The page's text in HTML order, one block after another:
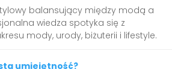
balansujący między modą a
wiedza spotyka się z
mody, urody, biżuterii i lifestyle.
umiejętność?